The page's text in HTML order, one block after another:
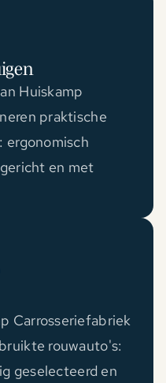
Huiskamp
praktische
ergonomisch
en met
Carrosseriefabriek
rouwauto's:
geselecteerd en